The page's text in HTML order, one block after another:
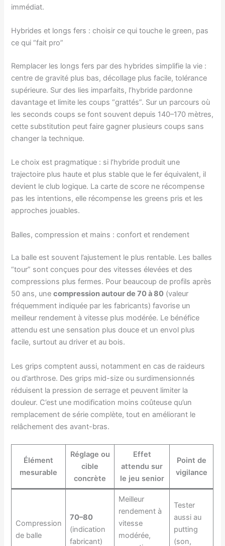
immédiat.
Hybrides et longs fers : choisir ce qui touche le green, pas
ce qui “fait pro”
Remplacer les longs fers par des hybrides simplifie la vie :
centre de gravité plus bas, décollage plus facile, tolérance
supérieure. Sur des lies imparfaits, l’hybride pardonne
davantage et limite les coups “grattés”. Sur un parcours où
les seconds coups se font souvent depuis 140–170 mètres,
cette substitution peut faire gagner plusieurs coups sans
changer la technique.
Le choix est pragmatique : si l’hybride produit une
trajectoire plus haute et plus stable que le fer équivalent, il
devient le club logique. La carte de score ne récompense
pas les intentions, elle récompense les greens pris et les
approches jouables.
Balles, compression et mains : confort et rendement
La balle est souvent l’ajustement le plus rentable. Les balles
“tour” sont conçues pour des vitesses élevées et des
compressions plus fermes. Pour beaucoup de profils après
50 ans, unecompression autour de 70 à 80 (valeur
fréquemment indiquée par les fabricants) favorise un
meilleur rendement à vitesse plus modérée. Le bénéfice
attendu est une sensation plus douce et un envol plus
facile, surtout au driver et au bois.
Les grips comptent aussi, notamment en cas de raideurs
ou d’arthrose. Des grips mid-size ou surdimensionnés
réduisent la pression de serrage et peuvent limiter la
douleur. C’est une modification moins coûteuse qu’un
remplacement de série complète, tout en améliorant le
relâchement des avant-bras.
Élément
mesurable
Réglage ou
cible
concrète
Effet
attendu sur
le jeu senior
Point de
vigilance
Compression
de balle
70–80
(indication
fabricant)
Meilleur
rendement à
vitesse
modérée,
Tester
aussi au
putting
(son,